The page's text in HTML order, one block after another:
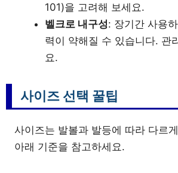
101)을 고려해 보세요.
벨크로 내구성: 장기간 사용
력이 약해질 수 있습니다. 관
요.
사이즈 선택 꿀팁
사이즈는 발볼과 발등에 따라 다르
아래 기준을 참고하세요.